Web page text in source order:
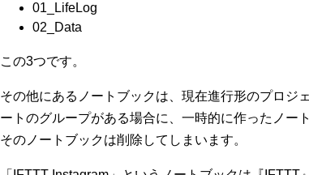
01_LifeLog
02_Data
この3つです。
その他にあるノートブックは、現在進行形のプロジ
ートのグループがある場合に、一時的に作ったノー
そのノートブックは削除してしまいます。